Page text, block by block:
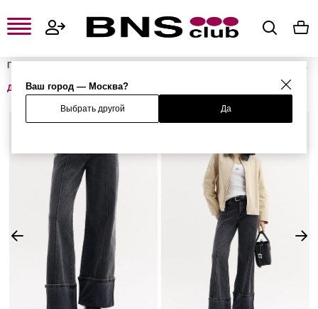
Ваш город — Москва?
Выбрать другой Да
Главная
Женская одежда
Джинсы